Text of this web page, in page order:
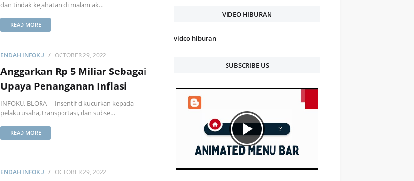
dan tindak kejahatan di malam ak…
READ MORE
ENDAH INFOKU OCTOBER 29, 2022
Anggarkan Rp 5 Miliar Sebagai
Upaya Penanganan Inflasi
INFOKU, BLORA – Insentif dikucurkan kepada
pelaku usaha, transportasi, dan subse…
READ MORE
ENDAH INFOKU OCTOBER 29, 2022
VIDEO HIBURAN
video hiburan
SUBSCRIBE US